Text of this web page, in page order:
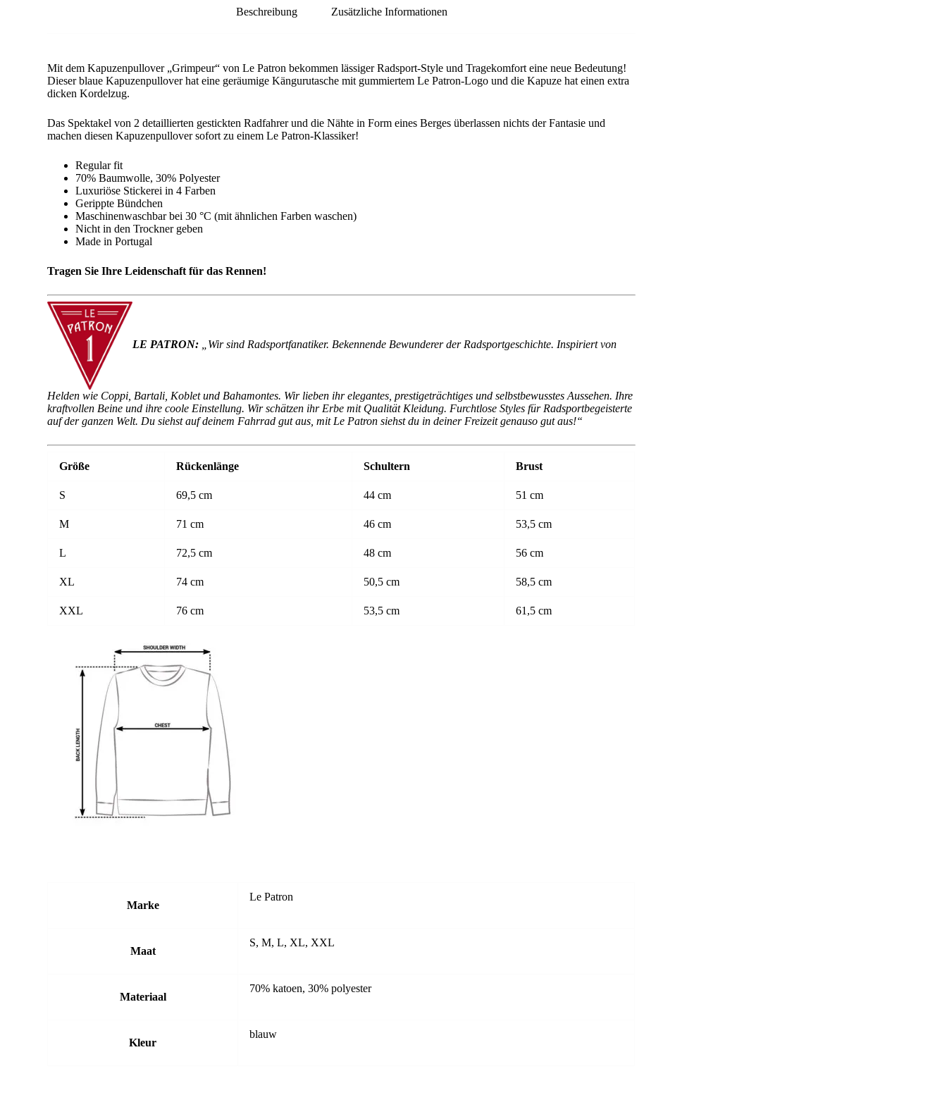
Beschreibung Zusätzliche Informationen
Mit dem Kapuzenpullover „Grimpeur“ von Le Patron bekommen lässiger Radsport-Style und Tragekomfort eine neue Bedeutung!
Dieser blaue Kapuzenpullover hat eine geräumige Kängurutasche mit gummiertem Le Patron-Logo und die Kapuze hat einen extra
dicken Kordelzug.
Das Spektakel von 2 detaillierten gestickten Radfahrer und die Nähte in Form eines Berges überlassen nichts der Fantasie und
machen diesen Kapuzenpullover sofort zu einem Le Patron-Klassiker!
Regular fit
70% Baumwolle, 30% Polyester
Luxuriöse Stickerei in 4 Farben
Gerippte Bündchen
Maschinenwaschbar bei 30 °C (mit ähnlichen Farben waschen)
Nicht in den Trockner geben
Made in Portugal
Tragen Sie Ihre Leidenschaft für das Rennen!
LE PATRON: „Wir sind Radsportfanatiker. Bekennende Bewunderer der Radsportgeschichte. Inspiriert von
Helden wie Coppi, Bartali, Koblet und Bahamontes. Wir lieben ihr elegantes, prestigeträchtiges und selbstbewusstes Aussehen. Ihre
kraftvollen Beine und ihre coole Einstellung. Wir schätzen ihr Erbe mit Qualität Kleidung. Furchtlose Styles für Radsportbegeisterte
auf der ganzen Welt. Du siehst auf deinem Fahrrad gut aus, mit Le Patron siehst du in deiner Freizeit genauso gut aus!“
Größe Rückenlänge Schultern Brust
S 69,5 cm 44 cm 51 cm
M 71 cm 46 cm 53,5 cm
L 72,5 cm 48 cm 56 cm
XL 74 cm 50,5 cm 58,5 cm
XXL 76 cm 53,5 cm 61,5 cm
Marke
Le Patron
Maat
S, M, L, XL, XXL
Materiaal
70% katoen, 30% polyester
Kleur
blauw